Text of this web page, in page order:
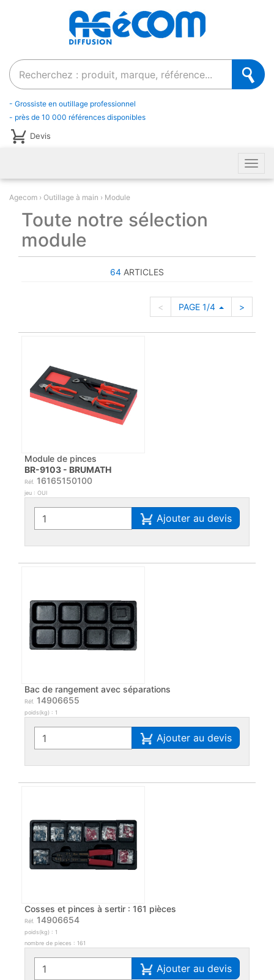
Recherche
- Grossiste en outillage professionnel
- près de 10 000 références disponibles
Devis
Agecom Outillage à main Module
Toute notre sélection
module
64 ARTICLES
< PAGE 1/4 >
Module de pinces
BR-9103 - BRUMATH
Réf. 16165150100
jeu : OUI
Ajouter au devis
Bac de rangement avec séparations
Réf. 14906655
poids(kg) : 1
Ajouter au devis
Cosses et pinces à sertir : 161 pièces
Réf. 14906654
poids(kg) : 1
nombre de pieces : 161
Ajouter au devis